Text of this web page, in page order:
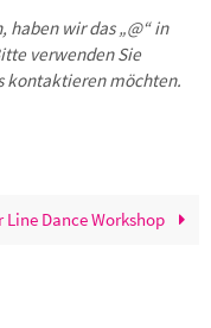
haben wir das „@“ in
verwenden Sie
kontaktieren möchten.
Line Dance Workshop